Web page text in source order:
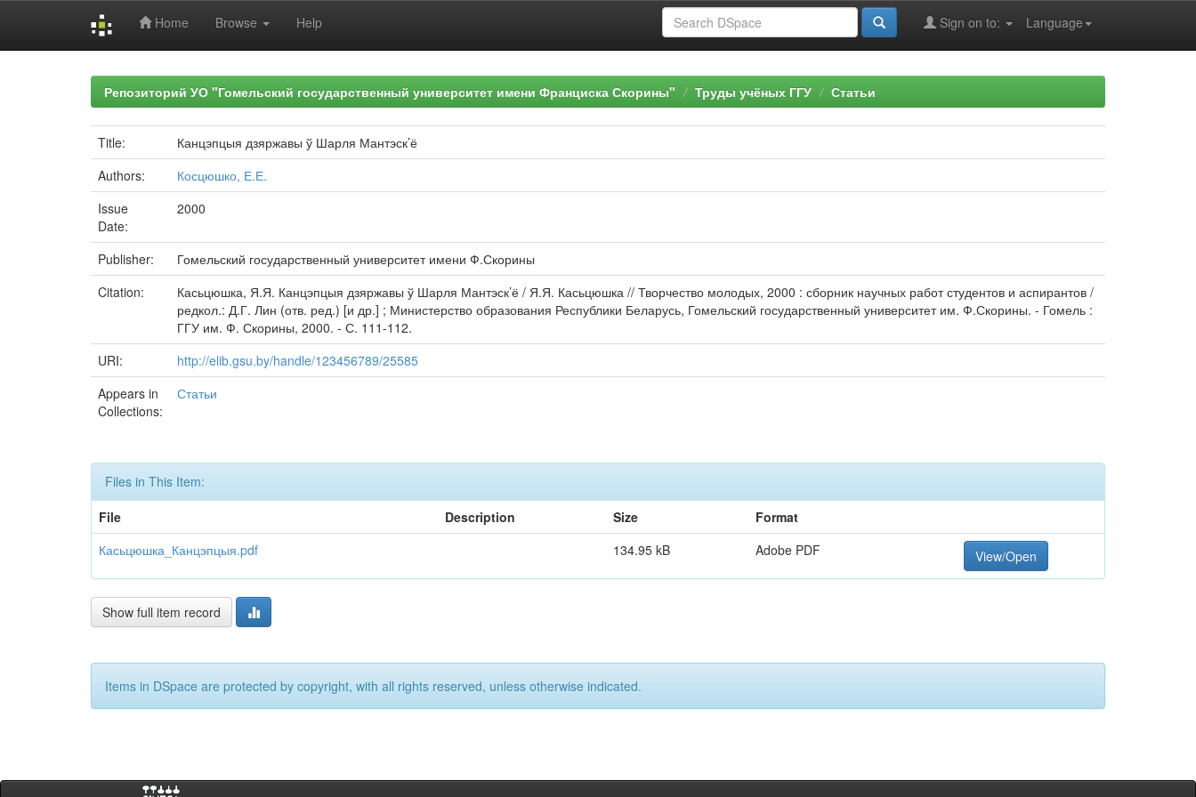
Home Browse Help Language
Sign on to:
Репозиторий УО "Гомельский государственный университет имени Франциска Скорины" Труды учёных ГГУ Статьи
Title:
Канцэпцыя дзяржавы ў Шарля Мантэск’ё
Authors:
Косцюшко, Е.Е.
Issue
Date:
2000
Publisher:
Гомельский государственный университет имени Ф.Скорины
Citation:
Касьцюшка, Я.Я. Канцэпцыя дзяржавы ў Шарля Мантэск’ё / Я.Я. Касьцюшка // Творчество молодых, 2000 : сборник научных работ студентов и аспирантов /
редкол.: Д.Г. Лин (отв. ред.) [и др.] ; Министерство образования Республики Беларусь, Гомельский государственный университет им. Ф.Скорины. - Гомель :
ГГУ им. Ф. Скорины, 2000. - С. 111-112.
URI:
http://elib.gsu.by/handle/123456789/25585
Appears in
Collections:
Статьи
Files in This Item:
File
Description Size
Format
Касьцюшка_Канцэпцыя.pdf
134.95 kB Adobe PDF View/Open
Show full item record
Items in DSpace are protected by copyright, with all rights reserved, unless otherwise indicated.